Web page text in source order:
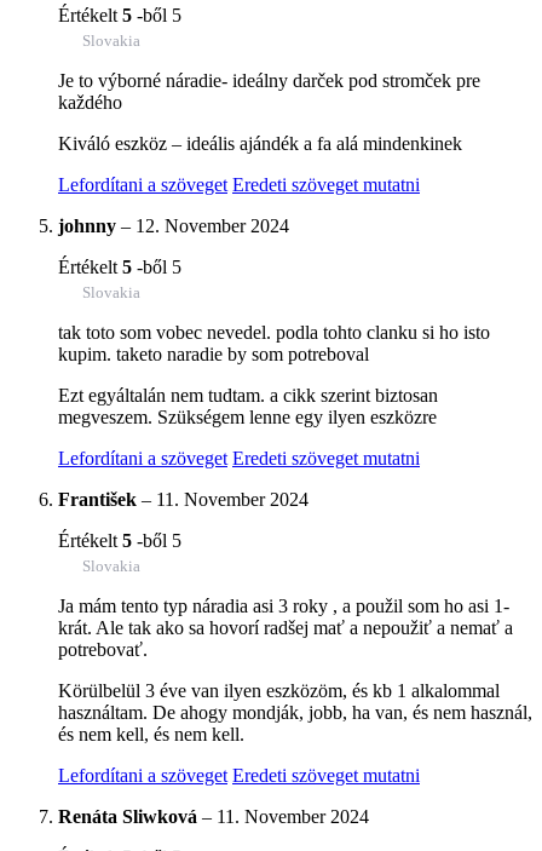
Értékelt 5 -ből 5
Slovakia
Je to výborné náradie- ideálny darček pod stromček pre
každého
Kiváló eszköz – ideális ajándék a fa alá mindenkinek
Lefordítani a szöveget Eredeti szöveget mutatni
johnny – 12. November 2024
Értékelt 5 -ből 5
Slovakia
tak toto som vobec nevedel. podla tohto clanku si ho isto
kupim. taketo naradie by som potreboval
Ezt egyáltalán nem tudtam. a cikk szerint biztosan
megveszem. Szükségem lenne egy ilyen eszközre
Lefordítani a szöveget Eredeti szöveget mutatni
František – 11. November 2024
Értékelt 5 -ből 5
Slovakia
Ja mám tento typ náradia asi 3 roky , a použil som ho asi 1-
krát. Ale tak ako sa hovorí radšej mať a nepoužiť a nemať a
potrebovať.
Körülbelül 3 éve van ilyen eszközöm, és kb 1 alkalommal
használtam. De ahogy mondják, jobb, ha van, és nem használ,
és nem kell, és nem kell.
Lefordítani a szöveget Eredeti szöveget mutatni
Renáta Sliwková – 11. November 2024